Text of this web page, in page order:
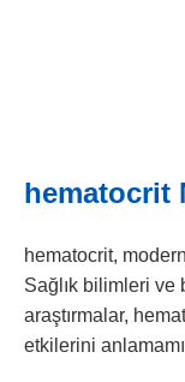
hematocrit
hematocrit,
Sağlık bilimleri ve
araştırmalar,
etkilerini